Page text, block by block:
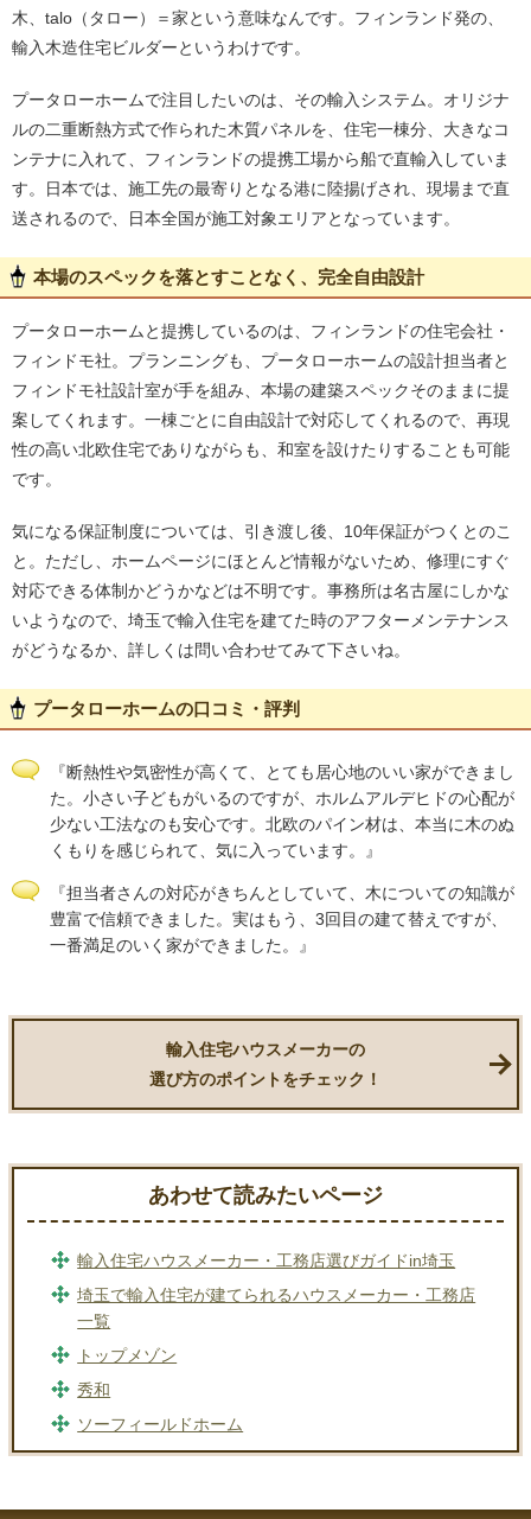
木、talo（タロー）＝家という意味なんです。フィンランド発の、
輸入木造住宅ビルダーというわけです。
プータローホームで注目したいのは、その輸入システム。オリジナ
ルの二重断熱方式で作られた木質パネルを、住宅一棟分、大きなコ
ンテナに入れて、フィンランドの提携工場から船で直輸入していま
す。日本では、施工先の最寄りとなる港に陸揚げされ、現場まで直
送されるので、日本全国が施工対象エリアとなっています。
本場のスペックを落とすことなく、完全自由設計
プータローホームと提携しているのは、フィンランドの住宅会社・
フィンドモ社。プランニングも、プータローホームの設計担当者と
フィンドモ社設計室が手を組み、本場の建築スペックそのままに提
案してくれます。一棟ごとに自由設計で対応してくれるので、再現
性の高い北欧住宅でありながらも、和室を設けたりすることも可能
です。
気になる保証制度については、引き渡し後、10年保証がつくとのこ
と。ただし、ホームページにほとんど情報がないため、修理にすぐ
対応できる体制かどうかなどは不明です。事務所は名古屋にしかな
いようなので、埼玉で輸入住宅を建てた時のアフターメンテナンス
がどうなるか、詳しくは問い合わせてみて下さいね。
プータローホームの口コミ・評判
『断熱性や気密性が高くて、とても居心地のいい家ができまし
た。小さい子どもがいるのですが、ホルムアルデヒドの心配が
少ない工法なのも安心です。北欧のパイン材は、本当に木のぬ
くもりを感じられて、気に入っています。』
『担当者さんの対応がきちんとしていて、木についての知識が
豊富で信頼できました。実はもう、3回目の建て替えですが、
一番満足のいく家ができました。』
輸入住宅ハウスメーカーの
選び方のポイントをチェック！
あわせて読みたいページ
輸入住宅ハウスメーカー・工務店選びガイドin埼玉
埼玉で輸入住宅が建てられるハウスメーカー・工務店
一覧
トップメゾン
秀和
ソーフィールドホーム